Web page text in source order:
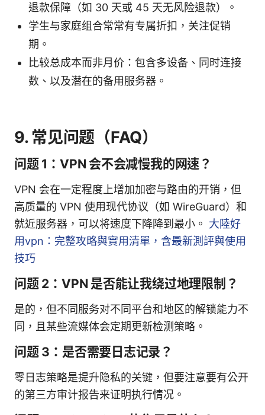
退款保障（如 30 天或 45 天无风险退款）。
学生与家庭组合常常有专属折扣，关注促销
期。
比较总成本而非月价：包含多设备、同时连接
数、以及潜在的备用服务器。
9. 常见问题（FAQ）
问题 1：VPN 会不会减慢我的网速？
VPN 会在一定程度上增加加密与路由的开销，但
高质量的 VPN 使用现代协议（如 WireGuard）和
就近服务器，可以将速度下降降到最小。 大陸好
用vpn：完整攻略與實用清單，含最新測評與使用
技巧
问题 2：VPN 是否能让我绕过地理限制？
是的，但不同服务对不同平台和地区的解锁能力不
同，且某些流媒体会定期更新检测策略。
问题 3：是否需要日志记录？
零日志策略是提升隐私的关键，但要注意要有公开
的第三方审计报告来证明执行情况。